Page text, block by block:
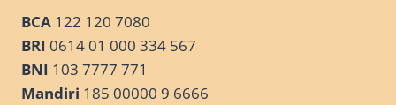
BCA 122 120 7080
BRI 0614 01 000 334 567
BNI 103 7777 771
Mandiri 185 00000 9 6666